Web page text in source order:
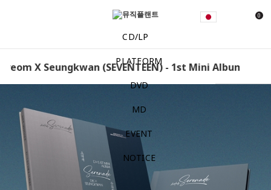
0
CD/LP
PLATFORM
DVD
MD
EVENT
NOTICE
X Seungkwan (SEVENTEEN) - 1st Mini Album